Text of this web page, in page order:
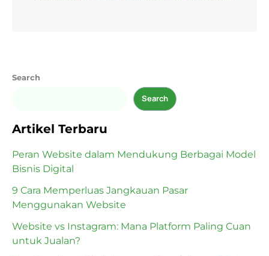
Search
Search
Artikel Terbaru
Peran Website dalam Mendukung Berbagai Model
Bisnis Digital
9 Cara Memperluas Jangkauan Pasar
Menggunakan Website
Website vs Instagram: Mana Platform Paling Cuan
untuk Jualan?